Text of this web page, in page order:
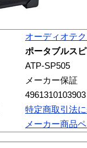
オーディオテ
ポータブルス
ATP-SP505
メーカー保証
4961310103903
特定商取引法
メーカー商品